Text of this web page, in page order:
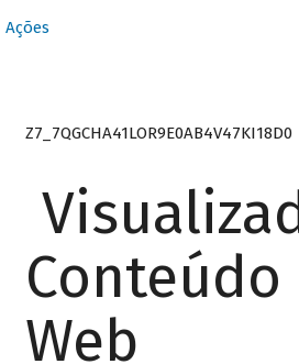
Ações
Z7_7QGCHA41LOR9E0AB4V47KI18D0
Conteúdo
Web